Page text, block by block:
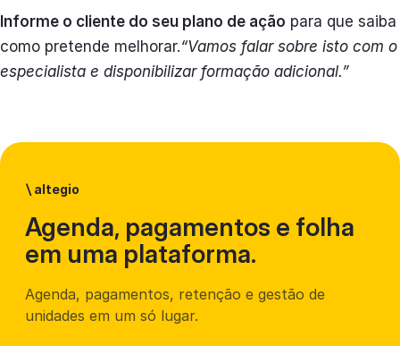
Informe o cliente do seu plano de ação para que saiba
como pretende melhorar.“Vamos falar sobre isto com o
especialista e disponibilizar formação adicional.”
\ altegio
Agenda, pagamentos e folha
em uma plataforma.
Agenda, pagamentos, retenção e gestão de
unidades em um só lugar.